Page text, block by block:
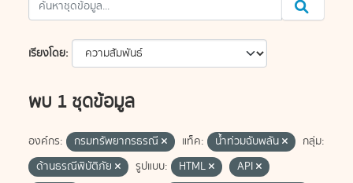
เรียงโดย
พบ 1 ชุดข้อมูล
องค์กร: กรมทรัพยากรธรณี แท็ค: น้ำท่วมฉับพลัน
กลุ่ม:
ด้านธรณีพิบัติภัย
รูปแบบ: HTML
API